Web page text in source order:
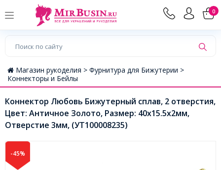
0
Магазин рукоделия > Фурнитура для Бижутерии >
Коннекторы и Бейлы
Коннектор Любовь Бижутерный сплав, 2 отверстия,
Цвет: Античное Золото, Размер: 40х15.5х2мм,
Отверстие 3мм, (УТ100008235)
-45%